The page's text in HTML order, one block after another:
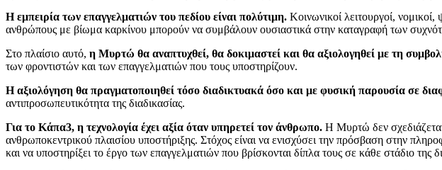
Η εμπειρία των επαγγελματιών του πεδίου είναι πολύτιμη. Κοινωνικοί λειτουργοί,
ανθρώπους με βίωμα καρκίνου μπορούν να συμβάλουν ουσιαστικά στην καταγραφή των
Στο πλαίσιο αυτό, η Μυρτώ θα αναπτυχθεί, θα δοκιμαστεί και θα αξιολογηθεί με τη
των φροντιστών και των επαγγελματιών που τους υποστηρίζουν.
Η αξιολόγηση θα πραγματοποιηθεί τόσο διαδικτυακά όσο και με φυσική παρουσία σε
αντιπροσωπευτικότητα της διαδικασίας.
Για το Κάπα3, η τεχνολογία έχει αξία όταν υπηρετεί τον άνθρωπο. Η Μυρτώ δεν
ανθρωποκεντρικού πλαισίου υποστήριξης. Στόχος είναι να ενισχύσει την πρόσβαση στην
και να υποστηρίξει το έργο των επαγγελματιών που βρίσκονται δίπλα τους σε κάθε στάδιο της